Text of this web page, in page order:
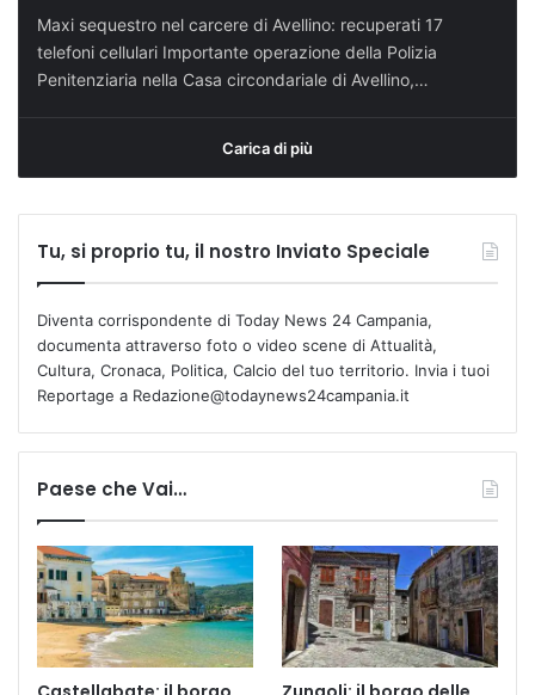
Maxi sequestro nel carcere di Avellino: recuperati 17
telefoni cellulari Importante operazione della Polizia
Penitenziaria nella Casa circondariale di Avellino,…
Carica di più
Tu, si proprio tu, il nostro Inviato Speciale
Diventa corrispondente di Today News 24 Campania,
documenta attraverso foto o video scene di Attualità,
Cultura, Cronaca, Politica, Calcio del tuo territorio. Invia i tuoi
Reportage a Redazione@todaynews24campania.it
Paese che Vai…